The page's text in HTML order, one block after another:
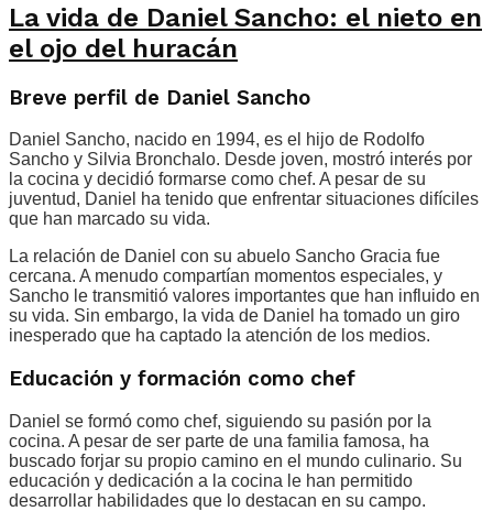
La vida de Daniel Sancho: el nieto en
el ojo del huracán
Breve perfil de Daniel Sancho
Daniel Sancho, nacido en 1994, es el hijo de Rodolfo
Sancho y Silvia Bronchalo. Desde joven, mostró interés por
la cocina y decidió formarse como chef. A pesar de su
juventud, Daniel ha tenido que enfrentar situaciones difíciles
que han marcado su vida.
La relación de Daniel con su abuelo Sancho Gracia fue
cercana. A menudo compartían momentos especiales, y
Sancho le transmitió valores importantes que han influido en
su vida. Sin embargo, la vida de Daniel ha tomado un giro
inesperado que ha captado la atención de los medios.
Educación y formación como chef
Daniel se formó como chef, siguiendo su pasión por la
cocina. A pesar de ser parte de una familia famosa, ha
buscado forjar su propio camino en el mundo culinario. Su
educación y dedicación a la cocina le han permitido
desarrollar habilidades que lo destacan en su campo.